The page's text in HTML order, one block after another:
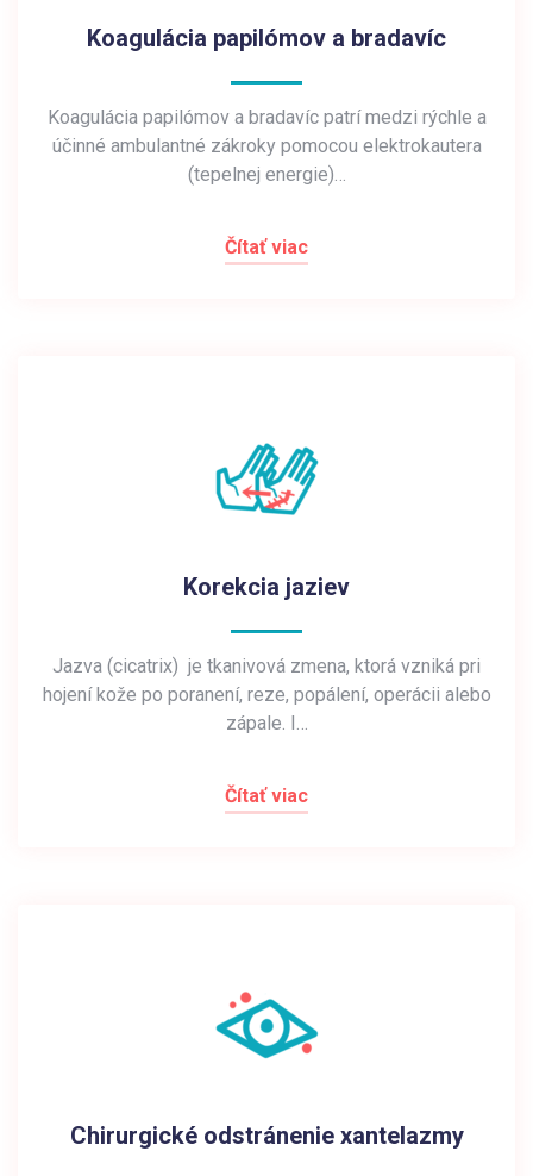
Koagulácia papilómov a bradavíc
Koagulácia papilómov a bradavíc patrí medzi rýchle a
účinné ambulantné zákroky pomocou elektrokautera
(tepelnej energie)…
Čítať viac
Korekcia jaziev
Jazva (cicatrix) je tkanivová zmena, ktorá vzniká pri
hojení kože po poranení, reze, popálení, operácii alebo
zápale. I…
Čítať viac
Chirurgické odstránenie xantelazmy